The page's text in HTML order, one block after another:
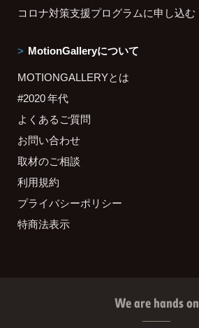
コロナ対策支援プログラムに申し込む
MotionGalleryについて
MOTIONGALLERYとは
#2020 年代
よくあるご質問
お問い合わせ
取材のご相談
利用規約
プライバシーポリシー
特商法表示
We are hands on